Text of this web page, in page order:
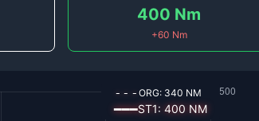
400 Nm
+60 Nm
---ORG: 340 NM
━━━ST1: 400 NM